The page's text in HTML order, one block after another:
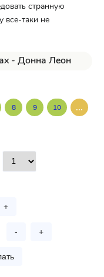
странную
все-таки не
- Донна Леон
8 9 10 ...
+
- +